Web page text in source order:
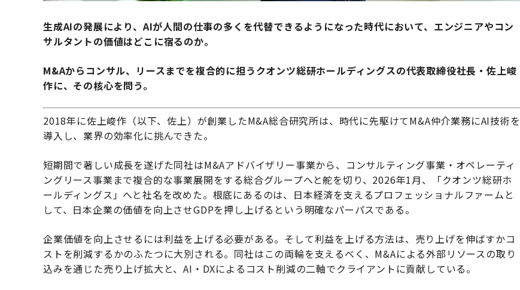
生成AIの発展により、AIが人間の仕事の多くを代替できるようになった時代において、エンジニアやコン
サルタントの価値はどこに宿るのか。
M&Aからコンサル、リースまでを複合的に担うクオンツ総研ホールディングスの代表取締役社長・佐上峻
作に、その核心を問う。
2018年に佐上峻作（以下、佐上）が創業したM&A総合研究所は、時代に先駆けてM&A仲介業務にAI技術を
導入し、業界の効率化に挑んできた。
短期間で著しい成長を遂げた同社はM&Aアドバイザリー事業から、コンサルティング事業・オペレーティ
ングリース事業まで複合的な事業展開をする総合グループへと舵を切り、2026年1月、「クオンツ総研ホ
ールディングス」へと社名を改めた。根底にあるのは、日本経済を支えるプロフェッショナルファームと
して、日本企業の価値を向上させGDPを押し上げるという明確なパーパスである。
企業価値を向上させるには利益を上げる必要がある。そして利益を上げる方法は、売り上げを伸ばすかコ
ストを削減するかのふたつに大別される。同社はこの両輪を支えるべく、M&Aによる外部リソースの取り
込みを通じた売り上げ拡大と、AI・DXによるコスト削減の二軸でクライアントに貢献している。